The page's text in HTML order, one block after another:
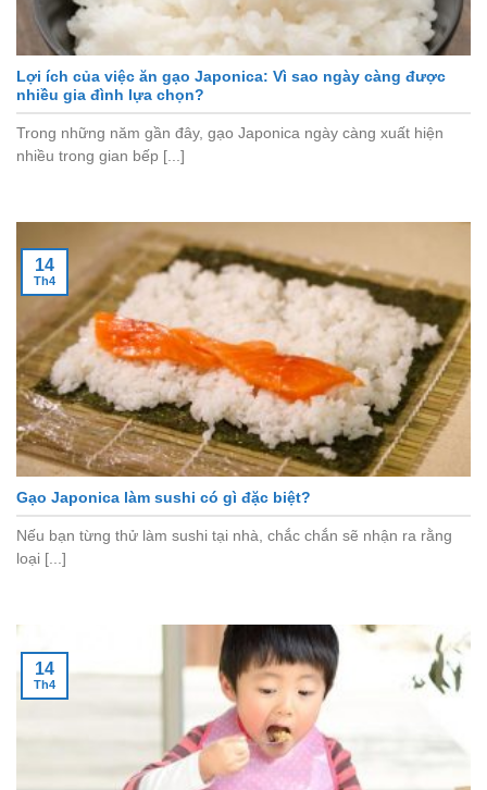
Lợi ích của việc ăn gạo Japonica: Vì sao ngày càng được
nhiều gia đình lựa chọn?
Trong những năm gần đây, gạo Japonica ngày càng xuất hiện
nhiều trong gian bếp [...]
Gạo Japonica làm sushi có gì đặc biệt?
Nếu bạn từng thử làm sushi tại nhà, chắc chắn sẽ nhận ra rằng
loại [...]
14
Th4
14
Th4